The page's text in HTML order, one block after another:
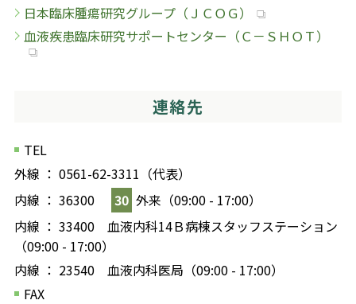
日本臨床腫瘍研究グループ（ＪＣＯＧ）
血液疾患臨床研究サポートセンター（Ｃ－ＳＨＯＴ）
連絡先
TEL
外線 ： 0561-62-3311（代表）
内線 ： 36300
30 外来（09:00 - 17:00）
内線 ： 33400 血液内科14Ｂ病棟スタッフステーション
（09:00 - 17:00）
内線 ： 23540 血液内科医局（09:00 - 17:00）
FAX